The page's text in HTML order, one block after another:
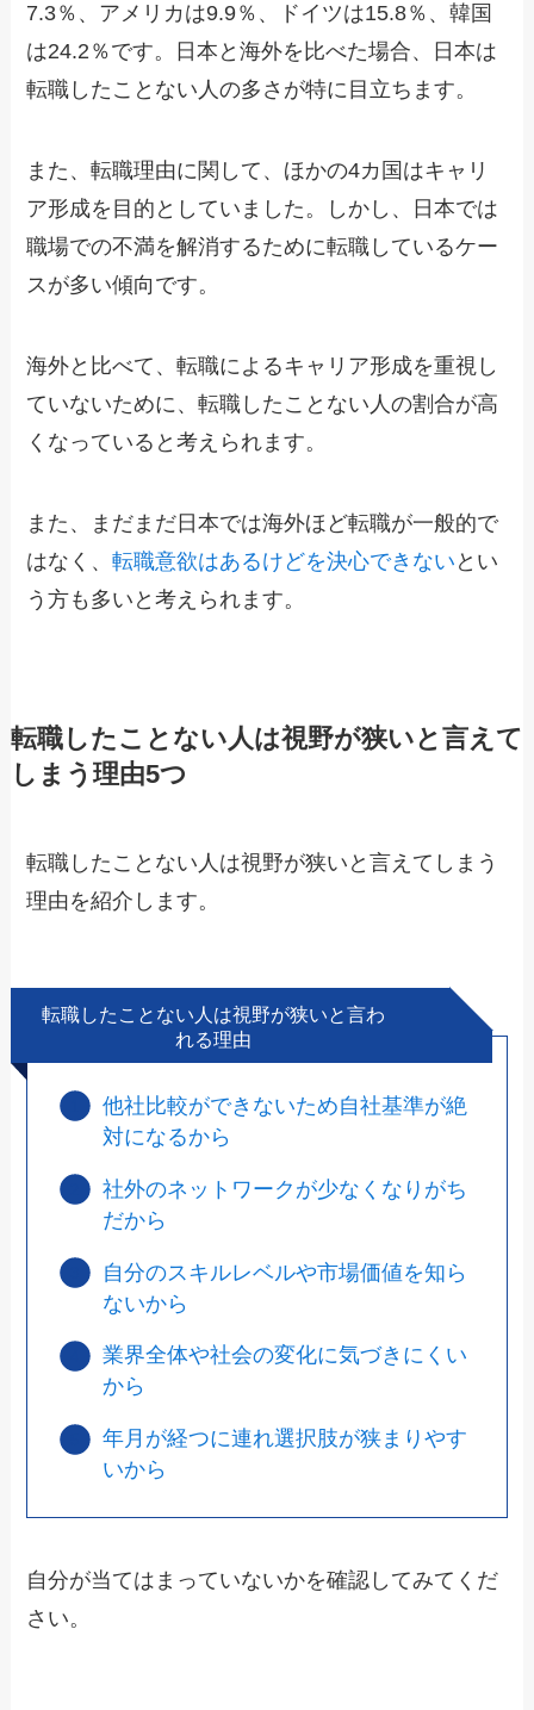
7.3％、アメリカは9.9％、ドイツは15.8％、韓国
は24.2％です。日本と海外を比べた場合、日本は
転職したことない人の多さが特に目立ちます。
また、転職理由に関して、ほかの4カ国はキャリ
ア形成を目的としていました。しかし、日本では
職場での不満を解消するために転職しているケー
スが多い傾向です。
海外と比べて、転職によるキャリア形成を重視し
ていないために、転職したことない人の割合が高
くなっていると考えられます。
また、まだまだ日本では海外ほど転職が一般的で
はなく、転職意欲はあるけどを決心できない とい
う方も多いと考えられます。
転職したことない人は視野が狭いと言えて
しまう理由5つ
転職したことない人は視野が狭いと言えてしまう
理由を紹介します。
転職したことない人は視野が狭いと言わ
れる理由
他社比較ができないため自社基準が絶
対になるから
社外のネットワークが少なくなりがち
だから
自分のスキルレベルや市場価値を知ら
ないから
業界全体や社会の変化に気づきにくい
から
年月が経つに連れ選択肢が狭まりやす
いから
自分が当てはまっていないかを確認してみてくだ
さい。